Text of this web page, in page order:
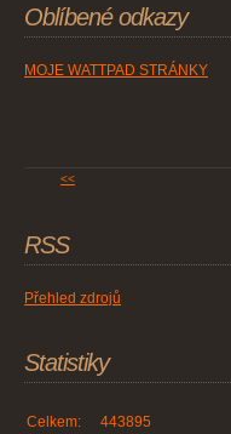
Oblíbené odkazy
MOJE WATTPAD STRÁNKY
<<
RSS
Přehled zdrojů
Statistiky
Celkem: 443895